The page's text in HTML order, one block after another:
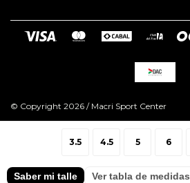
3.5 4.5 5 6
Saber mi talle Ver tabla de medidas
© Copyright 2026 / Macri Sport Center